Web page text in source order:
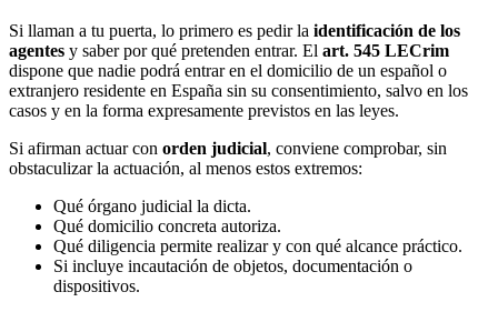
Si llaman a tu puerta, lo primero es pedir la identificación de los
agentes y saber por qué pretenden entrar. El art. 545 LECrim
dispone que nadie podrá entrar en el domicilio de un español o
extranjero residente en España sin su consentimiento, salvo en los
casos y en la forma expresamente previstos en las leyes.
Si afirman actuar con orden judicial, conviene comprobar, sin
obstaculizar la actuación, al menos estos extremos:
Qué órgano judicial la dicta.
Qué domicilio concreta autoriza.
Qué diligencia permite realizar y con qué alcance práctico.
Si incluye incautación de objetos, documentación o
dispositivos.